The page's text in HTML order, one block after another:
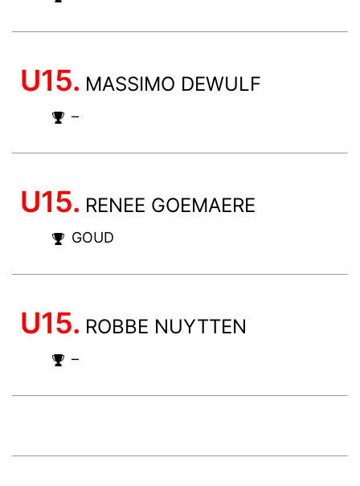
U15. MASSIMO DEWULF
–
U15. RENEE GOEMAERE
GOUD
U15. ROBBE NUYTTEN
–